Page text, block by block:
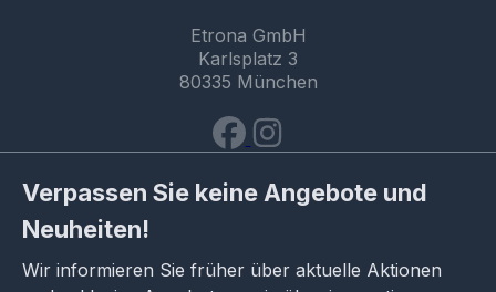
Etrona GmbH
Karlsplatz 3
80335 München
Verpassen Sie keine Angebote und
Neuheiten!
Wir informieren Sie früher über aktuelle Aktionen